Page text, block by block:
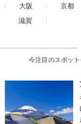
大阪
京都
滋賀
今注目のスポッ